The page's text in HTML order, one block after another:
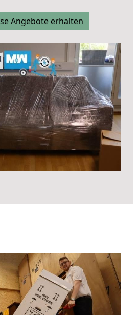
Angebote erhalten